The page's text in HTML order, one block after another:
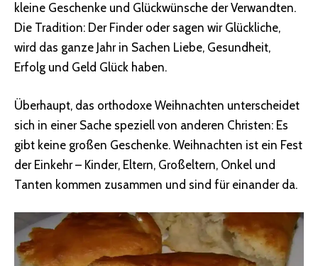
kleine Geschenke und Glückwünsche der Verwandten.
Die Tradition: Der Finder oder sagen wir Glückliche,
wird das ganze Jahr in Sachen Liebe, Gesundheit,
Erfolg und Geld Glück haben.
Überhaupt, das orthodoxe Weihnachten unterscheidet
sich in einer Sache speziell von anderen Christen: Es
gibt keine großen Geschenke. Weihnachten ist ein Fest
der Einkehr – Kinder, Eltern, Großeltern, Onkel und
Tanten kommen zusammen und sind für einander da.